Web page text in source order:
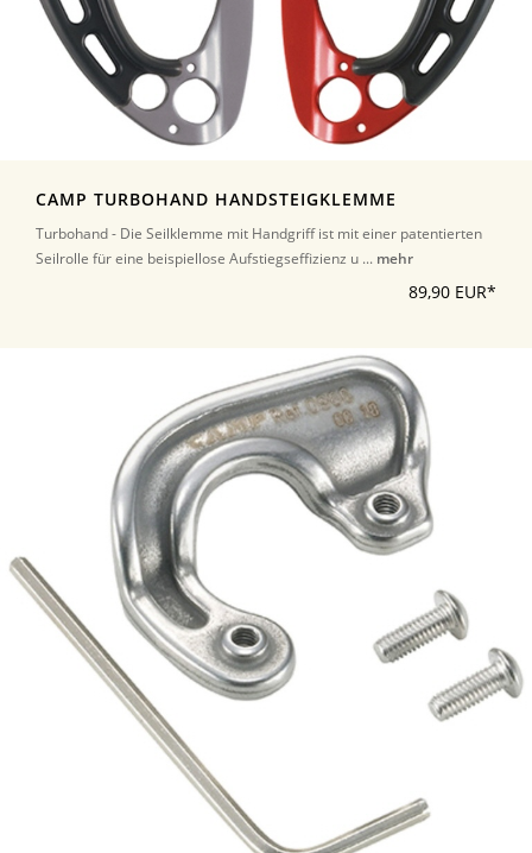
CAMP TURBOHAND HANDSTEIGKLEMME
Turbohand - Die Seilklemme mit Handgriff ist mit einer patentierten
Seilrolle für eine beispiellose Aufstiegseffizienz u ... mehr
89,90 EUR*